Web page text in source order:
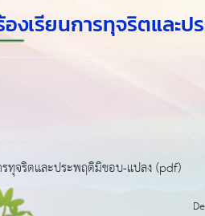
องเรียนการทุจริตและ
รทุจริตและประพฤติมิชอบ-แปลง (pdf)